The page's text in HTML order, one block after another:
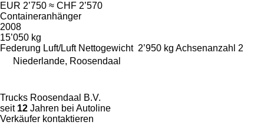
EUR 2’750 ≈ CHF 2’570
Containeranhänger
2008
15’050 kg
Federung Luft/Luft Nettogewicht 2’950 kg Achsenanzahl 2
Niederlande, Roosendaal
Trucks Roosendaal B.V.
seit 12 Jahren bei Autoline
Verkäufer kontaktieren